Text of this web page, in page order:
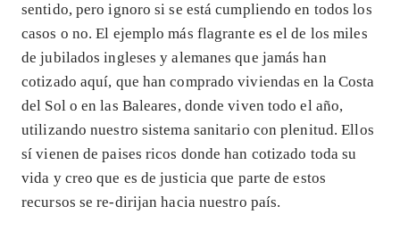
sentido, pero ignoro si se está cumpliendo en todos los
casos o no. El ejemplo más flagrante es el de los miles
de jubilados ingleses y alemanes que jamás han
cotizado aquí, que han comprado viviendas en la Costa
del Sol o en las Baleares, donde viven todo el año,
utilizando nuestro sistema sanitario con plenitud. Ellos
sí vienen de paises ricos donde han cotizado toda su
vida y creo que es de justicia que parte de estos
recursos se re-dirijan hacia nuestro país.